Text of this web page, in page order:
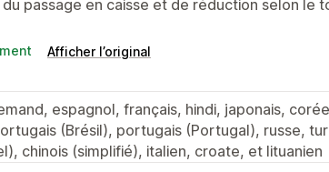
passage en caisse et de réduction selon le
Afficher l’original
espagnol, français, hindi, japonais,
(Brésil), portugais (Portugal), russe,
chinois (simplifié), italien, croate, et lituanien